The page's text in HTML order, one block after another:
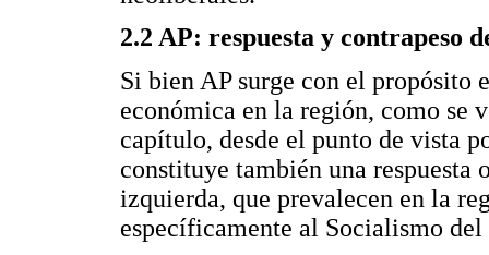
2.2 AP: respuesta y contrapeso
Si bien AP surge con el
económica en la región, como se
capítulo, desde el punto de vista
constituye también una respuesta
izquierda, que prevalecen en la
específicamente al Socialismo